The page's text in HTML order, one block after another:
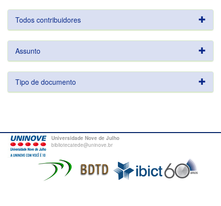
Todos contribuidores
Assunto
Tipo de documento
Universidade Nove de Julho
bibliotecatede@uninove.br